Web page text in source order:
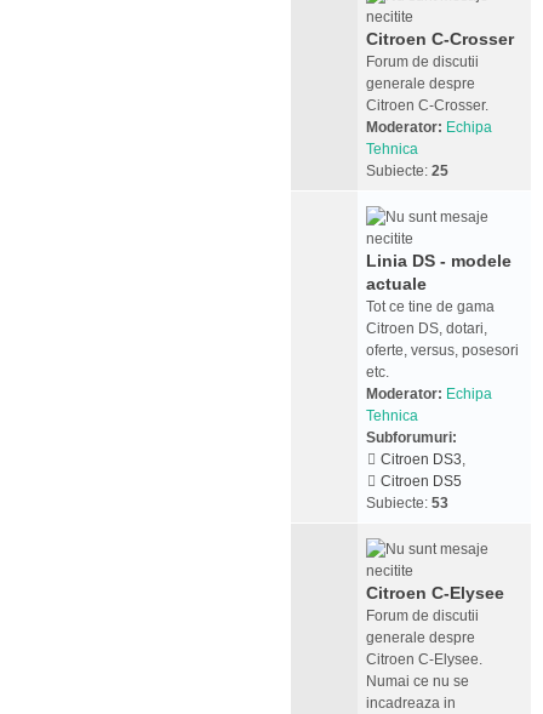
Citroen C-Crosser
Forum de discutii
generale despre
Citroen C-Crosser.
Moderator: Echipa
Tehnica
Subiecte: 25
Linia DS - modele
actuale
Tot ce tine de gama
Citroen DS, dotari,
oferte, versus, posesori
etc.
Moderator: Echipa
Tehnica
Subforumuri:
Citroen DS3,
Citroen DS5
Subiecte: 53
Citroen C-Elysee
Forum de discutii
generale despre
Citroen C-Elysee.
Numai ce nu se
incadreaza in